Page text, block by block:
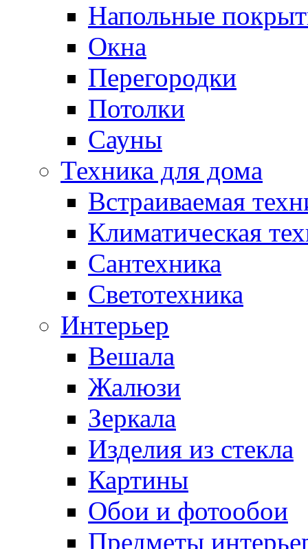
Напольные
Окна
Перегородки
Потолки
Сауны
Техника для дома
Встраиваемая
Климатическая
Сантехника
Светотехника
Интерьер
Вешала
Жалюзи
Зеркала
Изделия из стекла
Картины
Обои и фотообои
Предметы